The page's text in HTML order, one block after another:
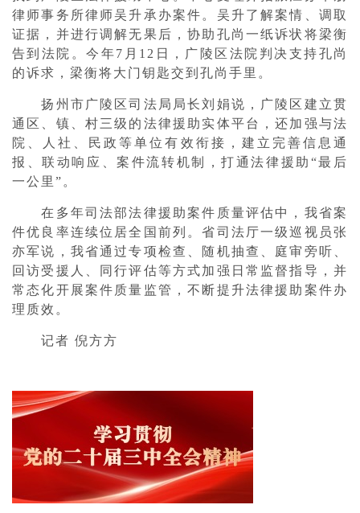
律师事务所律师吴升承办案件。吴升了解案情、调取
证据，并进行调解无果后，协助孔尚一纸诉状将梁衡
告到法院。今年7月12日，广陵区法院判决支持孔尚
的诉求，梁衡将大门钥匙交到孔尚手里。
扬州市广陵区司法局局长刘娟说，广陵区建立贯
通区、镇、村三级的法律援助实体平台，还加强与法
院、人社、民政等单位有效衔接，建立完善信息通
报、联动响应、案件流转机制，打通法律援助“最后
一公里”。
在多年司法部法律援助案件质量评估中，我省案
件优良率连续位居全国前列。省司法厅一级巡视员张
亦军说，我省通过专项检查、随机抽查、庭审旁听、
回访受援人、同行评估等方式加强日常监督指导，并
常态化开展案件质量监管，不断提升法律援助案件办
理质效。
记者 倪方方